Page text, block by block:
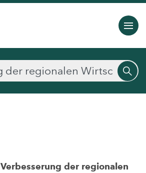
Verbesserung der regionalen